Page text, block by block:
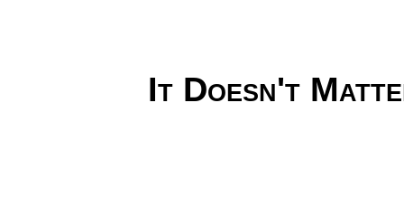
It Doesn't